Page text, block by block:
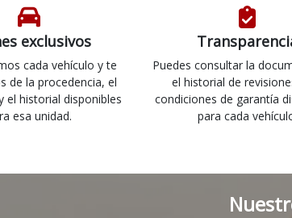
exclusivos
cada vehículo y te
de la procedencia, el
el historial disponibles
esa unidad.
Puedes consultar la
el historial de
condiciones de garantía
para cada